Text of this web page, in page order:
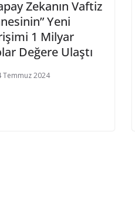
Zekanın Vaftiz
Yeni
1 Milyar
Değere Ulaştı
Temmuz 2024